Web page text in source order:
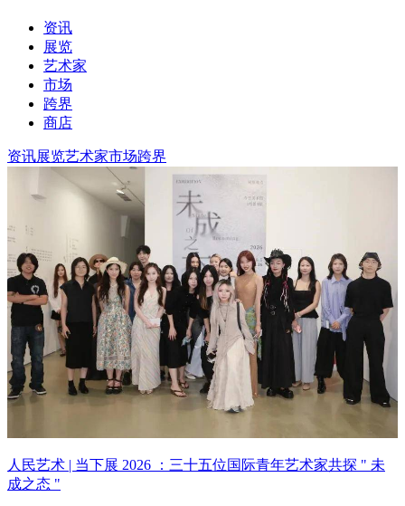
资讯
展览
艺术家
市场
跨界
商店
资讯展览艺术家市场跨界
人民艺术 | 当下展 2026 ：三十五位国际青年艺术家共探 " 未
成之态 "